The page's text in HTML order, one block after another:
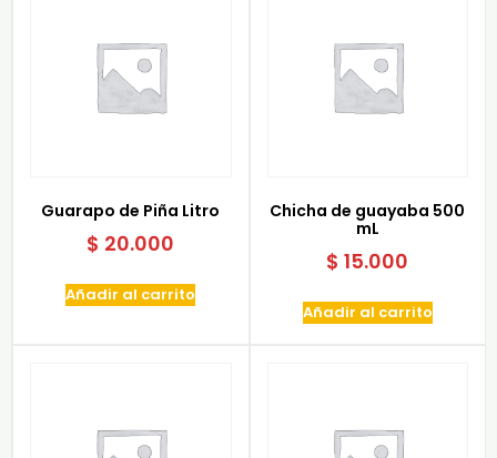
Guarapo de Piña Litro
$ 20.000
Añadir al carrito
Chicha de guayaba 500
mL
$ 15.000
Añadir al carrito